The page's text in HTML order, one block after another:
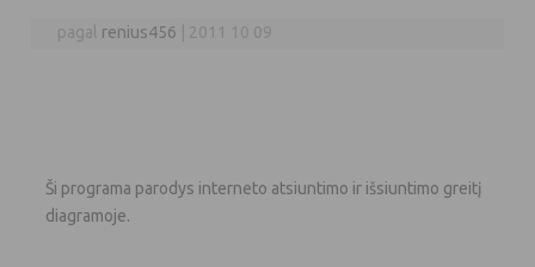
pagal renius456 2011 10 09
Ši programa parodys interneto atsiuntimo ir išsiuntimo greitį
diagramoje.